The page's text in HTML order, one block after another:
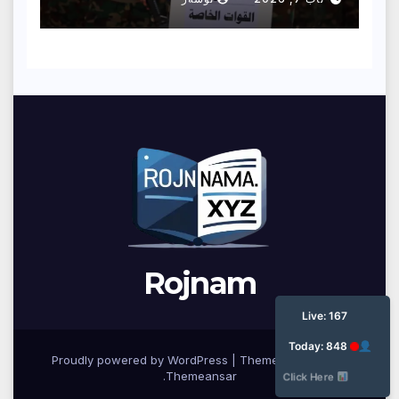
Rojnam
Proudly powered by WordPress
Theme: Newsup by
Themeansar
.
ئێستا: ١٦٧
ئه‌مرۆ: ٨٤٨
کلیک بکە